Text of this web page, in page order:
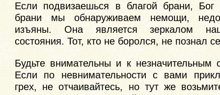
Если подвизаешься в благой брани, Бог
брани мы обнаруживаем немощи,
изъяны. Она является зеркалом
состояния. Тот, кто не боролся, не познал
Будьте внимательны и к незначительным
Если по невнимательности с вами
грех, не отчаивайтесь, но тут же